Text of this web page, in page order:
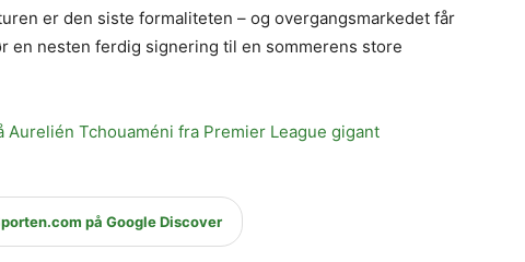
er den siste formaliteten – og overgangsmarkedet får
en nesten ferdig signering til en sommerens store
Tchouaméni fra Premier League gigant
på Google Discover